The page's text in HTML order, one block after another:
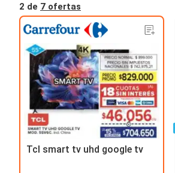
2 de 7 ofertas
Tcl smart tv uhd google tv